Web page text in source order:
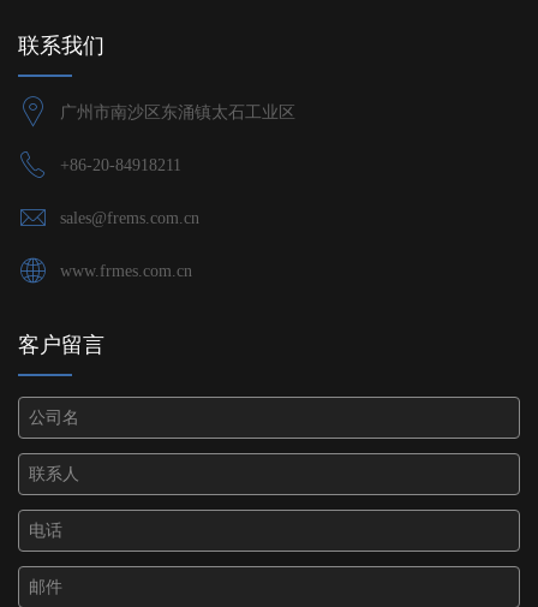
联系我们
广州市南沙区东涌镇太石工业区
+86-20-84918211
sales@frems.com.cn
www.frmes.com.cn
客户留言